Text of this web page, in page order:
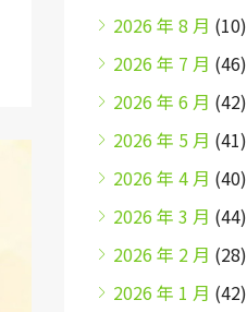
2026 年 8 月 (10)
2026 年 7 月 (46)
2026 年 6 月 (42)
2026 年 5 月 (41)
2026 年 4 月 (40)
2026 年 3 月 (44)
2026 年 2 月 (28)
2026 年 1 月 (42)